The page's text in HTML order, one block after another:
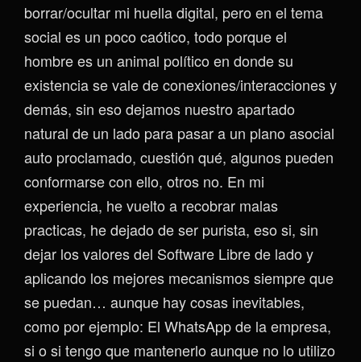
borrar/ocultar mi huella digital, pero en el tema
social es un poco caótico, todo porque el
hombre es un animal político en donde su
existencia se vale de conexiones/interacciones y
demás, sin eso dejamos nuestro apartado
natural de un lado para pasar a un plano asocial
auto proclamado, cuestión qué, algunos pueden
conformarse con ello, otros no. En mi
experiencia, he vuelto a recobrar malas
practicas, he dejado de ser purista, eso si, sin
dejar los valores del Software Libre de lado y
aplicando los mejores mecanismos siempre que
se puedan… aunque hay cosas inevitables,
como por ejemplo: El WhatsApp de la empresa,
si o si tengo que mantenerlo aunque no lo utilizo